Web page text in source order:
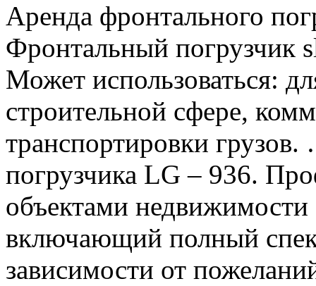
Аренда фронтального
Фронтальный погрузчик
Может использоваться:
строительной сфере,
транспортировки
погрузчика LG – 936.
объектами
включающий полный
зависимости от